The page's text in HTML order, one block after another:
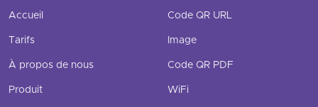
Accueil
Tarifs
À propos de nous
Produit
Code QR URL
Image
Code QR PDF
WiFi